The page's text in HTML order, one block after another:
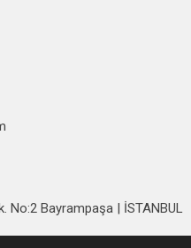
No:2 Bayrampaşa | İSTANBUL